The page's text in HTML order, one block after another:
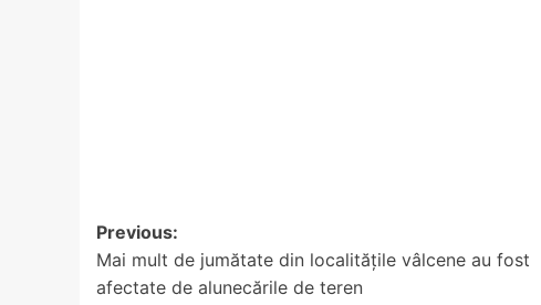
Post
navigation
Previous:
Mai mult de jumătate din localitățile vâlcene au fost
afectate de alunecările de teren